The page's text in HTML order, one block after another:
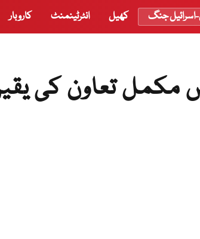
اسرائیل جنگ کھیل انٹرٹینمنٹ کاروبار
مکمل تعاون کی